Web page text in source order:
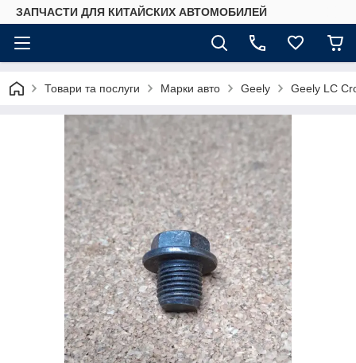
ЗАПЧАСТИ ДЛЯ КИТАЙСКИХ АВТОМОБИЛЕЙ
Товари та послуги Марки авто Geely Geely LC